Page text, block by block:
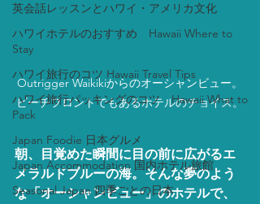
英会話レッスンとハワイ・アメリカ文化
ハワイホテルのおすすめ Hawaii Where to
Stay
ハワイ旅行のコツ Hawaii Travel Tips
ハワイ旅行パッキングのコツ Hawaii What to
Pack
Japan Foodie 日本グルメ
Japan Accommodation 国内ホテル旅館
Seasonal Japan 四季ごとの日本
Outrigger Waikikiからのオーシャンビュー。
ビーチフロントでもあるホテルのチョイス。
朝、目覚めた瞬間に目の前に広がるエ
メラルドブルーの海。そんな夢のよう
な「オーシャンビュー」のホテルで、